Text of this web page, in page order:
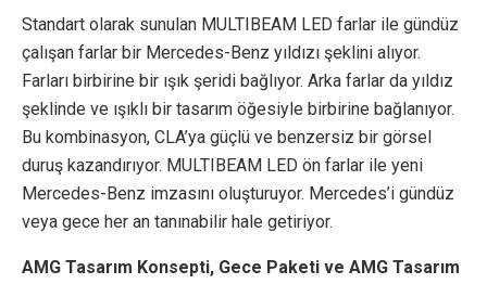
Standart olarak sunulan MULTIBEAM LED farlar ile gündüz
çalışan farlar bir Mercedes-Benz yıldızı şeklini alıyor.
Farları birbirine bir ışık şeridi bağlıyor. Arka farlar da yıldız
şeklinde ve ışıklı bir tasarım öğesiyle birbirine bağlanıyor.
Bu kombinasyon, CLA’ya güçlü ve benzersiz bir görsel
duruş kazandırıyor. MULTIBEAM LED ön farlar ile yeni
Mercedes-Benz imzasını oluşturuyor. Mercedes’i gündüz
veya gece her an tanınabilir hale getiriyor.
AMG Tasarım Konsepti, Gece Paketi ve AMG Tasarım